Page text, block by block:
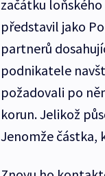
začátku
představil jako
partnerů
podnikatele
požadovali po
korun. Jelikož
Jenomže částka,